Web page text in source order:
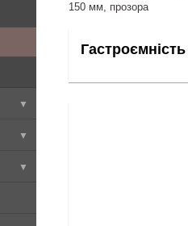
150 мм, прозора